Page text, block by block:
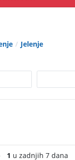
Jelenje
1 u zadnjih 7 dana